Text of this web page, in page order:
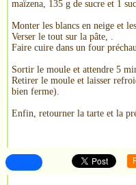
maïzena, 135 g de sucre et 1
Monter les blancs en neige et
Verser le tout sur la pâte, .
Faire cuire dans un four
Sortir le moule et attendre 5
Retirer le moule et laisser
bien ferme).
Enfin, retourner la tarte et la